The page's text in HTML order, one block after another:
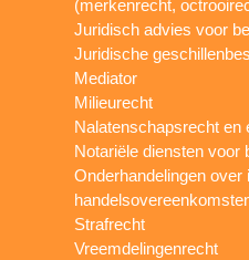
(merkenrecht,
Juridisch advies voor
Juridische
Mediator
Milieurecht
Nalatenschapsrecht en
Notariële diensten voor
Onderhandelingen over
Strafrecht
Vreemdelingenrecht